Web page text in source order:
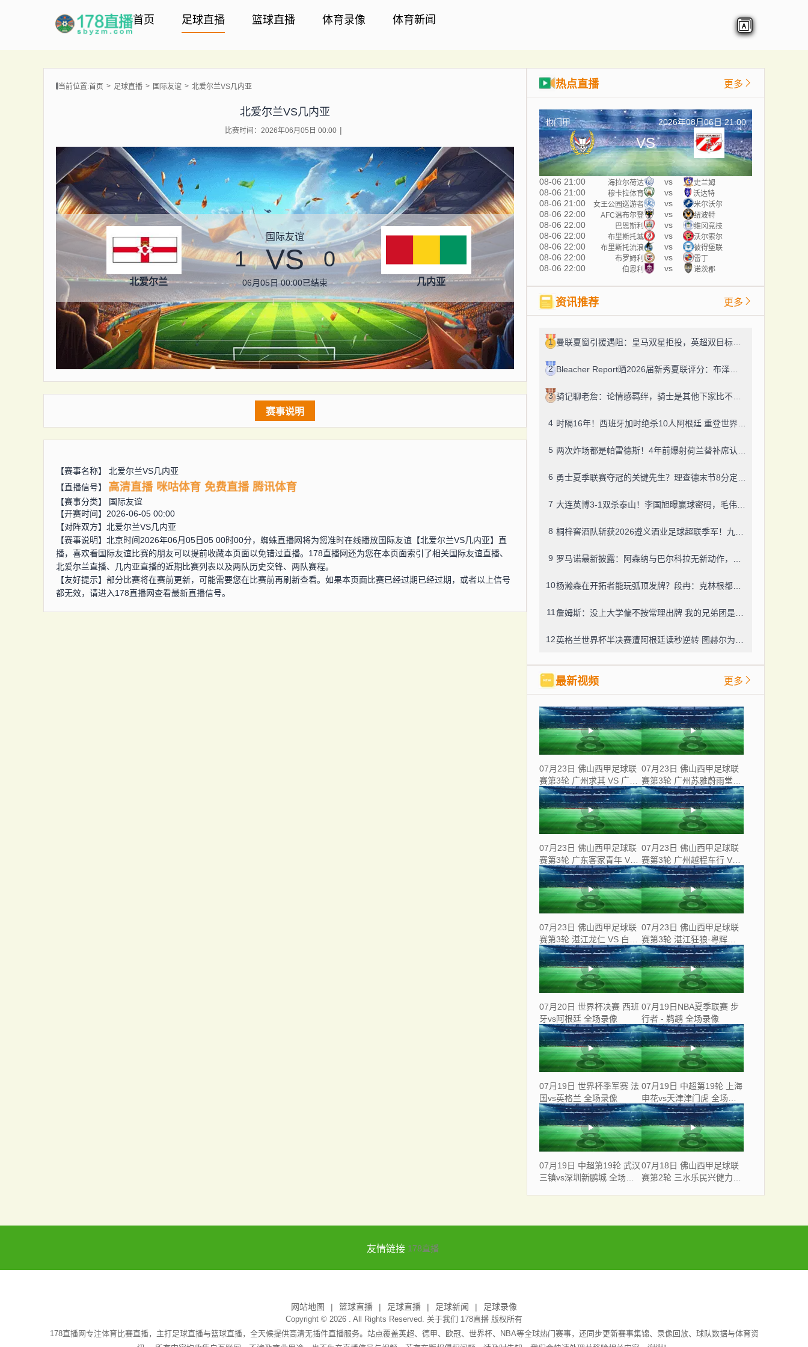
首页 足球直播 篮球直播 体育录像 体育新闻
当前位置:首页 足球直播 国际友谊 北爱尔兰VS几内亚
北爱尔兰VS几内亚
比赛时间：2026年06月05日 00:00
北爱尔兰
国际友谊
1 VS 0
06月05日 00:00已结束 几内亚
赛事说明
【赛事名称】 北爱尔兰VS几内亚
【直播信号】
高清直播 咪咕体育 免费直播 腾讯体育
【赛事分类】
国际友谊
【开赛时间】2026-06-05 00:00
【对阵双方】 北爱尔兰VS几内亚
【赛事说明】北京时间2026年06月05日05 00时00分，蜘蛛直播网将为您准时在线播放国际友谊【北爱尔兰VS几内亚】直
播，喜欢看国际友谊比赛的朋友可以提前收藏本页面以免错过直播。178直播网还为您在本页面索引了相关国际友谊直播、
北爱尔兰直播、几内亚直播的近期比赛列表以及两队历史交锋、两队赛程。
【友好提示】部分比赛将在赛前更新，可能需要您在比赛前再刷新查看。如果本页面比赛已经过期已经过期，或者以上信号
都无效，请进入178直播网查看最新直播信号。
热点直播 更多
也门甲 2026年08月06日 21:00
VS
08-06 21:00 海拉尔荷达 vs 史兰姆
08-06 21:00 穆卡拉体育 vs 沃达特
08-06 21:00 女王公园巡游者 vs 米尔沃尔
08-06 22:00 AFC温布尔登 vs 纽波特
08-06 22:00 巴恩斯利 vs 维冈竞技
08-06 22:00 布里斯托城 vs 沃尔索尔
08-06 22:00 布里斯托流浪 vs 彼得堡联
08-06 22:00 布罗姆利 vs 雷丁
08-06 22:00 伯恩利 vs 诺茨郡
资讯推荐 更多
1
2
3
4
5
6
7
8
9
10
11
12
最新视频 更多
07月23日 佛山西甲足球联
赛第3轮 广州求其 VS 广东
飞马 全场录像
07月23日 佛山西甲足球联
赛第3轮 广州苏雅蔚雨堂
VS 极速超鹰广州FC 全场
录像
07月23日 佛山西甲足球联
赛第3轮 广东客家青年 VS
三七互娱 全场录像
07月23日 佛山西甲足球联
赛第3轮 广州越程车行 VS
南山博鑫创科 全场录像
07月23日 佛山西甲足球联
赛第3轮 湛江龙仁 VS 白坭
兴龙 全场录像
07月23日 佛山西甲足球联
赛第3轮 湛江狂狼·粵辉能
源 VS 三水乐民兴健力宝 全
场录像
07月20日 世界杯决赛 西班
牙vs阿根廷 全场录像
07月19日NBA夏季联赛 步
行者 - 鹈鹕 全场录像
07月19日 世界杯季军赛 法
国vs英格兰 全场录像
07月19日 中超第19轮 上海
申花vs天津津门虎 全场录
像
07月19日 中超第19轮 武汉
三镇vs深圳新鹏城 全场录
07月18日 佛山西甲足球联
赛第2轮 三水乐民兴健力宝
友情链接 178直播
网站地图 篮球直播 足球直播 足球新闻 足球录像
Copyright © 2026 . All Rights Reserved. 关于我们 178直播 版权所有
178直播网专注体育比赛直播，主打足球直播与篮球直播，全天候提供高清无插件直播服务。站点覆盖英超、德甲、欧冠、世界杯、NBA等全球热门赛事，还同步更新赛事集锦、录像回放、球队数据与体育资